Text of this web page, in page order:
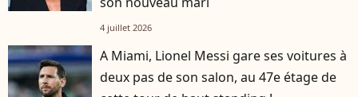
4 juillet 2026
A Miami, Lionel Messi gare ses voitures à
deux pas de son salon, au 47e étage de